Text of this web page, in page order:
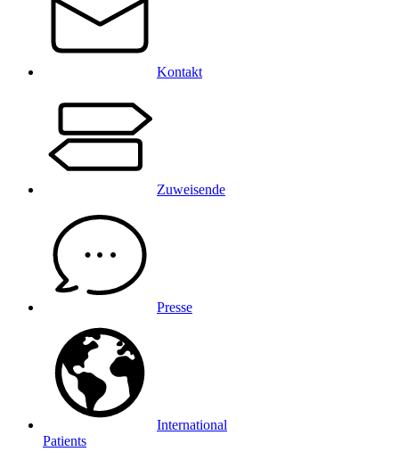
Kontakt
Zuweisende
Presse
International
Patients